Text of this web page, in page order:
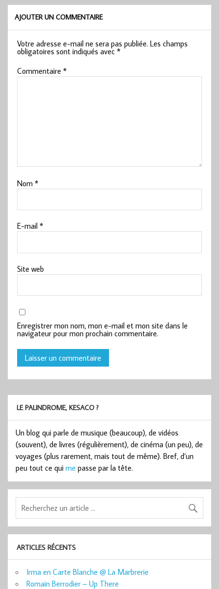
AJOUTER UN COMMENTAIRE
Votre adresse e-mail ne sera pas publiée. Les champs
obligatoires sont indiqués avec*
Commentaire*
Nom*
E-mail*
Site web
Enregistrer mon nom, mon e-mail et mon site dans le
navigateur pour mon prochain commentaire.
LE PALINDROME, KESACO ?
Un blog qui parle de musique (beaucoup), de vidéos
(souvent), de livres (régulièrement), de cinéma (un peu), de
voyages (plus rarement, mais tout de même). Bref, d’un
peu tout ce qui me passe par la tête.
ARTICLES RÉCENTS
Irma en Carte Blanche @ La Marbrerie
Romain Berrodier – Up There